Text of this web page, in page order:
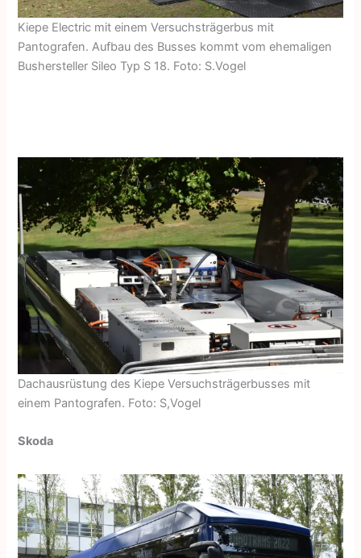
Kiepe Electric mit einem Versuchsträgerbus mit
Pantografen. Aufbau des Busses kommt vom ehemaligen
Bushersteller Sileo Typ S 18. Foto: S.Vogel
Dachausrüstung des Kiepe Versuchsträgerbusses mit
einem Pantografen. Foto: S,Vogel
Skoda